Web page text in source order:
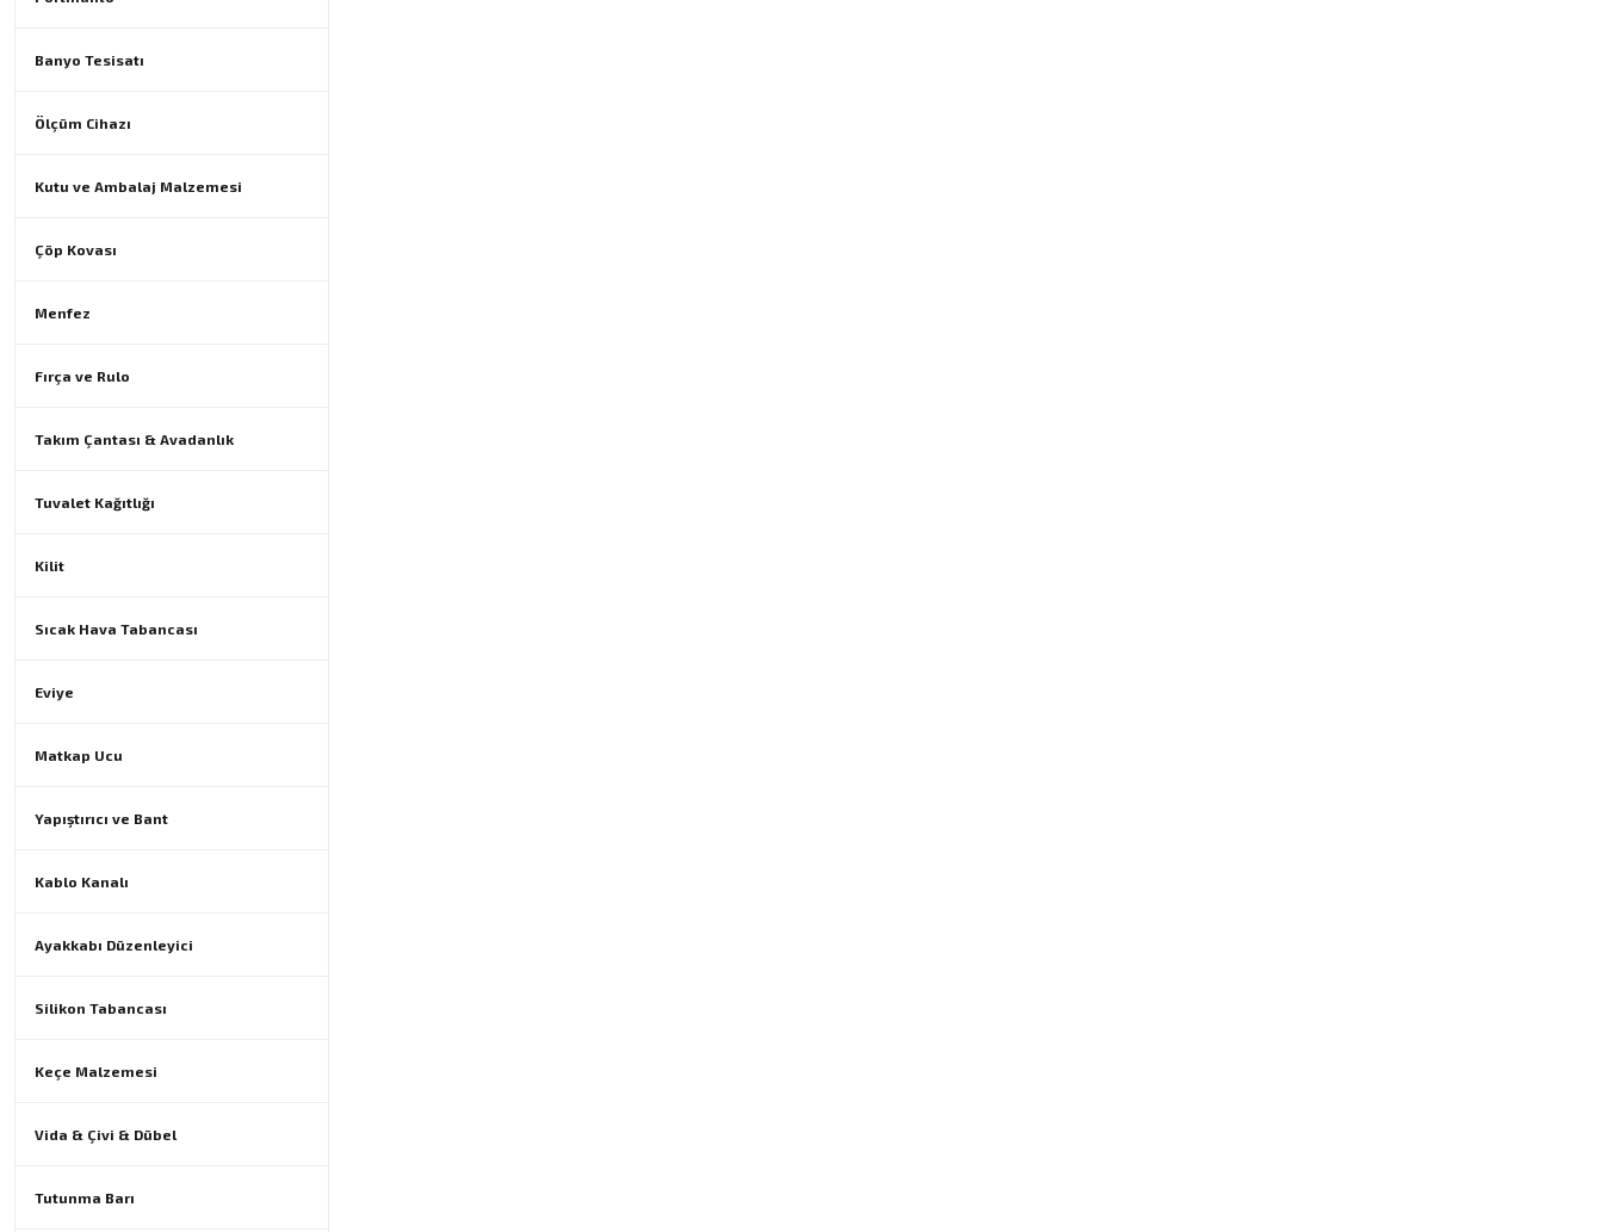
Banyo Tesisatı
Ölçüm Cihazı
Kutu ve Ambalaj Malzemesi
Çöp Kovası
Menfez
Fırça ve Rulo
Takım Çantası & Avadanlık
Tuvalet Kağıtlığı
Kilit
Sıcak Hava Tabancası
Eviye
Matkap Ucu
Yapıştırıcı ve Bant
Kablo Kanalı
Ayakkabı Düzenleyici
Silikon Tabancası
Keçe Malzemesi
Vida & Çivi & Dübel
Tutunma Barı